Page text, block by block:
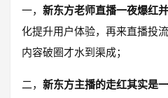
一， 新东方老师直播一夜爆红
化提升用户体验，再来直播投
内容破圈才水到渠成；
二， 新东方主播的走红其实是